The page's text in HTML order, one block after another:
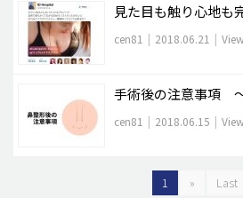
見た目も触り心地も
cen81 | 2018.06.21 |
手術後の注意事項
cen81 | 2018.06.15 |
1 » Last